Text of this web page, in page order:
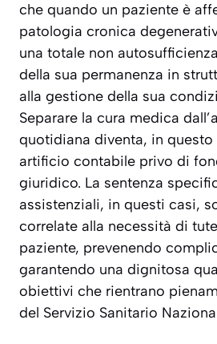
che quando un paziente è
patologia cronica
una totale non
della sua permanenza in
alla gestione della sua
Separare la cura medica
quotidiana diventa, in questo
artificio contabile privo di
giuridico. La sentenza
assistenziali, in questi casi,
correlate alla necessità di
paziente, prevenendo
garantendo una dignitosa
obiettivi che rientrano
del Servizio Sanitario